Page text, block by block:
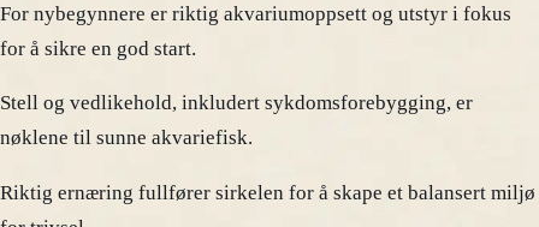
For nybegynnere er riktig akvariumoppsett og utstyr i fokus
for å sikre en god start.
Stell og vedlikehold, inkludert sykdomsforebygging, er
nøklene til sunne akvariefisk.
Riktig ernæring fullfører sirkelen for å skape et balansert miljø